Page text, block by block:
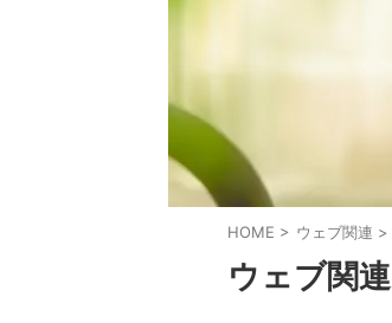
HOME > ウェブ関連 >
ウェブ関連